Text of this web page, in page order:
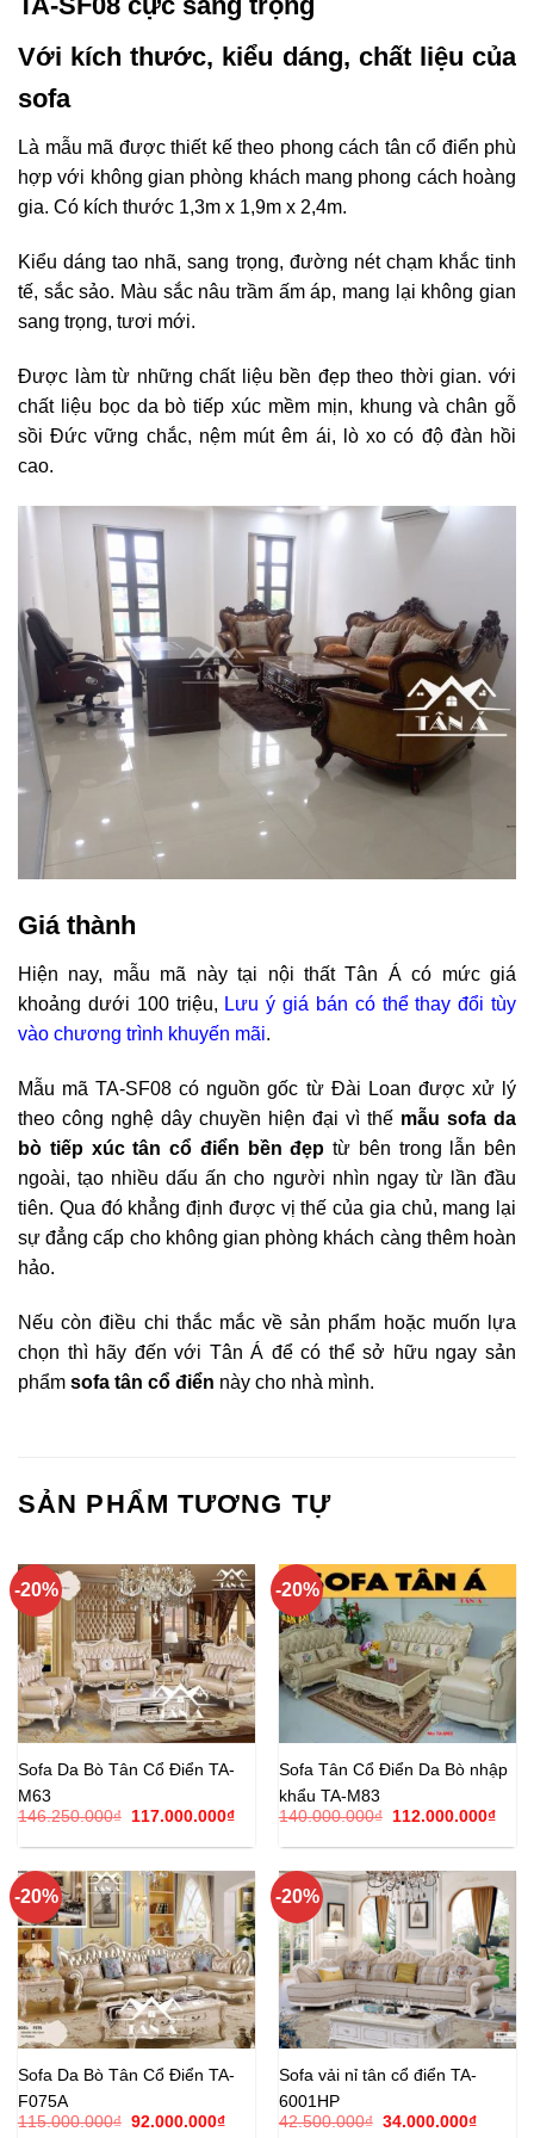
Với kích thước, kiểu dáng, chất liệu của
sofa
Là mẫu mã được thiết kế theo phong cách tân cổ điển phù
hợp với không gian phòng khách mang phong cách hoàng
gia. Có kích thước 1,3m x 1,9m x 2,4m.
Kiểu dáng tao nhã, sang trọng, đường nét chạm khắc tinh
tế, sắc sảo. Màu sắc nâu trầm ấm áp, mang lại không gian
sang trọng, tươi mới.
Được làm từ những chất liệu bền đẹp theo thời gian. với
chất liệu bọc da bò tiếp xúc mềm mịn, khung và chân gỗ
sồi Đức vững chắc, nệm mút êm ái, lò xo có độ đàn hồi
cao.
Giá thành
Hiện nay, mẫu mã này tại nội thất Tân Á có mức giá
khoảng dưới 100 triệu, Lưu ý giá bán có thể thay đổi tùy
vào chương trình khuyến mãi.
Mẫu mã TA-SF08 có nguồn gốc từ Đài Loan được xử lý
theo công nghệ dây chuyền hiện đại vì thế mẫu sofa da
bò tiếp xúc tân cổ điển bền đẹp từ bên trong lẫn bên
ngoài, tạo nhiều dấu ấn cho người nhìn ngay từ lần đầu
tiên. Qua đó khẳng định được vị thế của gia chủ, mang lại
sự đẳng cấp cho không gian phòng khách càng thêm hoàn
hảo.
Nếu còn điều chi thắc mắc về sản phẩm hoặc muốn lựa
chọn thì hãy đến với Tân Á để có thể sở hữu ngay sản
phẩm sofa tân cổ điển này cho nhà mình.
SẢN PHẨM TƯƠNG TỰ
-20%
Sofa Da Bò Tân Cổ Điển TA-
M63
146.250.000₫
Giá
là:
117.000.000₫Giá
tại
117.000.000₫.
-20%
Sofa Tân Cổ Điển Da Bò nhập
khẩu TA-M83
140.000.000₫
Giá
là:
112.000.000₫Giá
tại
-20%
Sofa Da Bò Tân Cổ Điển TA-
F075A
115.000.000₫ Giá
92.000.000₫Giá
-20%
Sofa vải nỉ tân cổ điển TA-
6001HP
42.500.000₫ Giá
34.000.000₫Giá